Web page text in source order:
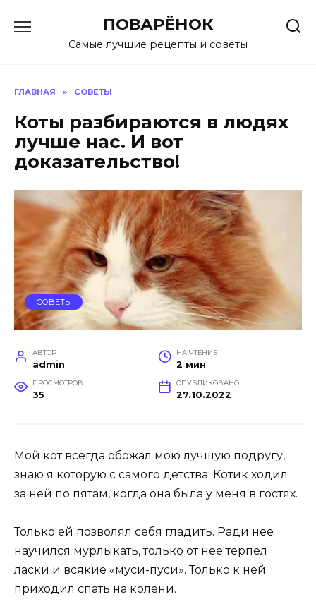
содержанию
ПОВАРЁНОК
Самые лучшие рецепты и советы
ГЛАВНАЯ » СОВЕТЫ
Коты разбираются в людях
лучше нас. И вот
доказательство!
СОВЕТЫ
АВТОР
admin
НА ЧТЕНИЕ
2 мин
ПРОСМОТРОВ
35
ОПУБЛИКОВАНО
27.10.2022
Мой кот всегда обожал мою лучшую подругу,
знаю я которую с самого детства. Котик ходил
за ней по пятам, когда она была у меня в гостях.
Только ей позволял себя гладить. Ради нее
научился мурлыкать, только от нее терпел
ласки и всякие «муси-пуси». Только к ней
приходил спать на колени.